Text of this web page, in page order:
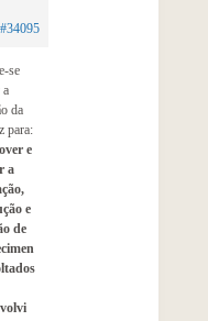
#34095
se
a
da
para:
e
a
e
de